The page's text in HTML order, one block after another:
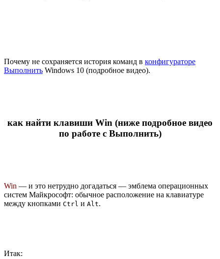
Почему не сохраняется история команд в конфигураторе
Выполнить Windows 10 (подробное видео).
как найти клавиши Win (ниже подробное видео
по работе с Выполнить)
Win — и это нетрудно догадаться — эмблема операционных
систем Майкрософт: обычное расположение на клавиатуре
между кнопками Ctrl и Alt.
Итак: